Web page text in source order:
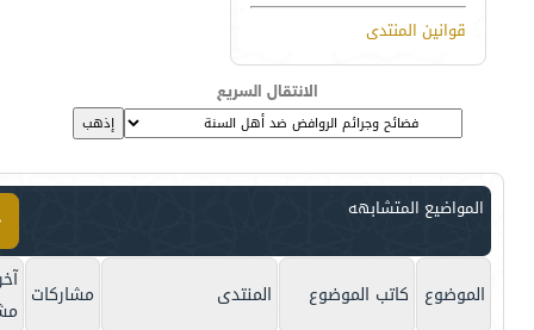
قوانين المنتدى
الانتقال السريع
المواضيع المتشابهه
الموضوع كاتب الموضوع المنتدى مشاركات